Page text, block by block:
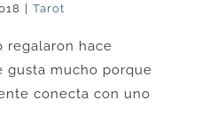
| Tarot
regalaron hace
gusta mucho porque
conecta con uno